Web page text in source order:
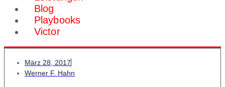
Blog
Playbooks
Victor
März 28, 2017
Werner F. Hahn